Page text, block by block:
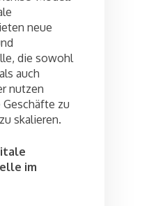
neue
die sowohl
auch
nutzen
zu
skalieren.
im